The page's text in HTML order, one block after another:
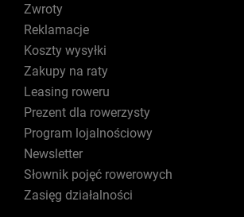
Zwroty
Reklamacje
Koszty wysyłki
Zakupy na raty
Leasing roweru
Prezent dla rowerzysty
Program lojalnościowy
Newsletter
Słownik pojęć rowerowych
Zasięg działalności